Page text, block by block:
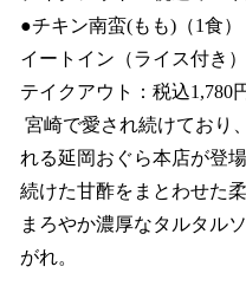
●チキン南蛮(もも)（1食）
イートイン（ライス付き
テイクアウト：税込1,780
宮崎で愛され続けており
れる延岡おぐら本店が登
続けた甘酢をまとわせた
まろやか濃厚なタルタル
がれ。